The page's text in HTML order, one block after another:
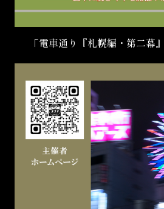
「電車通り『札幌編・第二幕